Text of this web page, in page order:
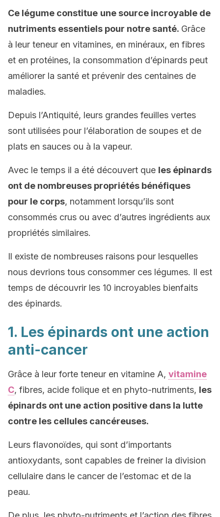
Ce légume constitue une source incroyable de
nutriments essentiels pour notre santé. Grâce
à leur teneur en vitamines, en minéraux, en fibres
et en protéines, la consommation d’épinards peut
améliorer la santé et prévenir des centaines de
maladies.
Depuis l’Antiquité, leurs grandes feuilles vertes
sont utilisées pour l’élaboration de soupes et de
plats en sauces ou à la vapeur.
Avec le temps il a été découvert que les épinards
ont de nombreuses propriétés bénéfiques
pour le corps, notamment lorsqu’ils sont
consommés crus ou avec d’autres ingrédients aux
propriétés similaires.
Il existe de nombreuses raisons pour lesquelles
nous devrions tous consommer ces légumes. Il est
temps de découvrir les 10 incroyables bienfaits
des épinards.
1. Les épinards ont une action
anti-cancer
Grâce à leur forte teneur en vitamine A, vitamine
C, fibres, acide folique et en phyto-nutriments, les
épinards ont une action positive dans la lutte
contre les cellules cancéreuses.
Leurs flavonoïdes, qui sont d’importants
antioxydants, sont capables de freiner la division
cellulaire dans le cancer de l’estomac et de la
peau.